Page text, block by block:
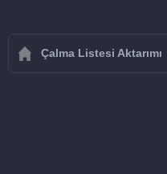
Çalma Listesi Aktarımı